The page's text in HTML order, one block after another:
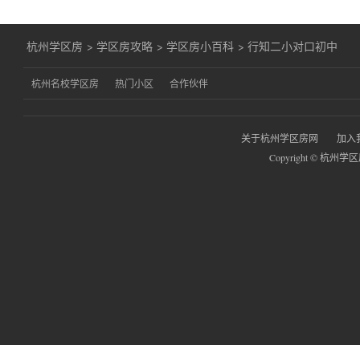
杭州学区房 > 学区房攻略 > 学区房小百科 >行知二小对口初中
杭州名校学区房 热门小区 合作伙伴
关于杭州学区房网
加入
Copyright © 杭州学